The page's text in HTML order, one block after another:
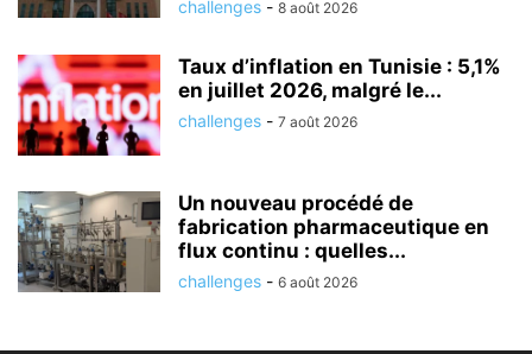
challenges - 8 août 2026
Taux d’inflation en Tunisie : 5,1%
en juillet 2026, malgré le...
challenges - 7 août 2026
Un nouveau procédé de
fabrication pharmaceutique en
flux continu : quelles...
challenges - 6 août 2026